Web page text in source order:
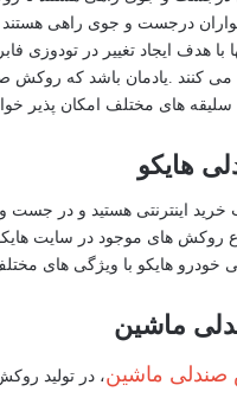
درجست و جوی راهی هستند
با هدف ایجاد تغییر در تودوزی
کنند .یادمان باشد که روکش
های مختلف امکان پذیر
هایکو
خرید اینترنتی هستید و در
روکش های موجود در سایت
خودرو هایکو با ویژگی های
ماشین
صندلی ماشین، در تولید